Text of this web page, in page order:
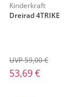
Kinderkraft
Dreirad 4TRIKE
53,69 €
UVP 59,00 €